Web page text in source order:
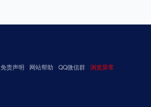
免责声明 网站帮助 QQ微信群 浏览异常